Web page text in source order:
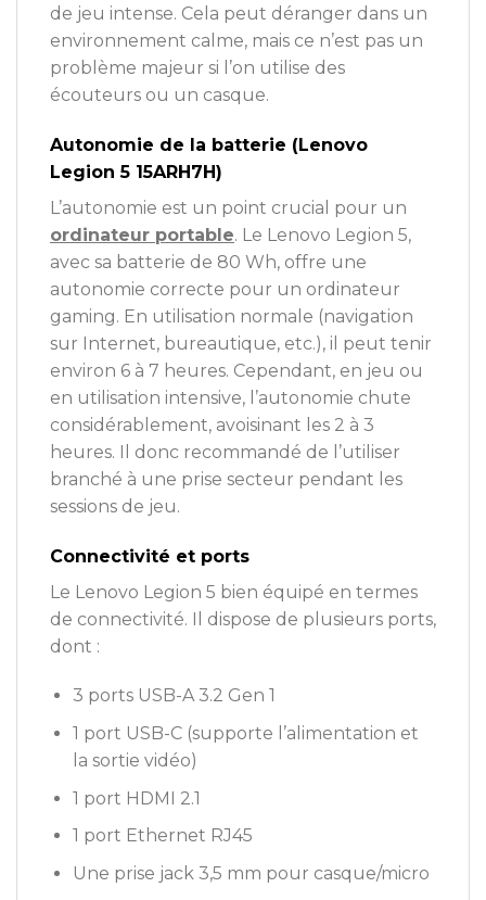
de jeu intense. Cela peut déranger dans un
environnement calme, mais ce n’est pas un
problème majeur si l’on utilise des
écouteurs ou un casque.
Autonomie de la batterie (Lenovo
Legion 5 15ARH7H)
L’autonomie est un point crucial pour un
ordinateur portable. Le Lenovo Legion 5,
avec sa batterie de 80 Wh, offre une
autonomie correcte pour un ordinateur
gaming. En utilisation normale (navigation
sur Internet, bureautique, etc.), il peut tenir
environ 6 à 7 heures. Cependant, en jeu ou
en utilisation intensive, l’autonomie chute
considérablement, avoisinant les 2 à 3
heures. Il donc recommandé de l’utiliser
branché à une prise secteur pendant les
sessions de jeu.
Connectivité et ports
Le Lenovo Legion 5 bien équipé en termes
de connectivité. Il dispose de plusieurs ports,
dont :
3 ports USB-A 3.2 Gen 1
1 port USB-C (supporte l’alimentation et
la sortie vidéo)
1 port HDMI 2.1
1 port Ethernet RJ45
Une prise jack 3,5 mm pour casque/micro